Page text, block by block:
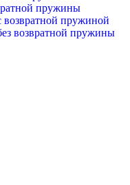
пружины
пружиной
возвратной пружины